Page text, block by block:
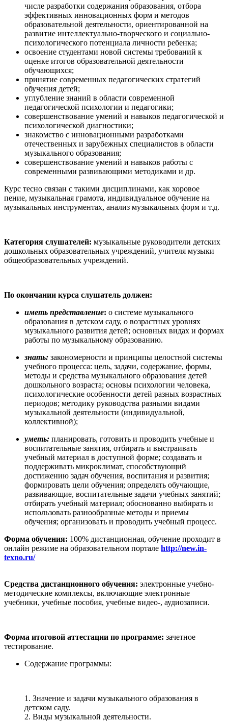
числе разработки содержания образования, отбора
эффективных инновационных форм и методов
образовательной деятельности, ориентированной на
развитие интеллектуально-творческого и социально-
психологического потенциала личности ребенка;
освоение студентами новой системы требований к
оценке итогов образовательной деятельности
обучающихся;
принятие современных педагогических стратегий
обучения детей;
углубление знаний в области современной
педагогической психологии и педагогики;
совершенствование умений и навыков педагогической и
психологической диагностики;
знакомство с инновационными разработками
отечественных и зарубежных специалистов в области
музыкального образования;
совершенствование умений и навыков работы с
современными развивающими методиками и др.
Курс тесно связан с такими дисциплинами, как хоровое
пение, музыкальная грамота, индивидуальное обучение на
музыкальных инструментах, анализ музыкальных форм и т.д.
Категория слушателей: музыкальные руководители детских
дошкольных образовательных учреждений, учителя музыки
общеобразовательных учреждений.
По окончании курса слушатель должен:
иметь представление: о системе музыкального
образования в детском саду, о возрастных уровнях
музыкального развития детей; основных видах и формах
работы по музыкальному образованию.
знать: закономерности и принципы целостной системы
учебного процесса: цель, задачи, содержание, формы,
методы и средства музыкального образования детей
дошкольного возраста; основы психологии человека,
психологические особенности детей разных возрастных
периодов; методику руководства разными видами
музыкальной деятельности (индивидуальной,
коллективной);
уметь: планировать, готовить и проводить учебные и
воспитательные занятия, отбирать и выстраивать
учебный материал в доступной форме; создавать и
поддерживать микроклимат, способствующий
достижению задач обучения, воспитания и развития;
формировать цели обучения; определять обучающие,
развивающие, воспитательные задачи учебных занятий;
отбирать учебный материал; обоснованно выбирать и
использовать разнообразные методы и приемы
обучения; организовать и проводить учебный процесс.
Форма обучения: 100% дистанционная, обучение проходит в
онлайн режиме на образовательном портале http://new.in-
texno.ru/
Средства дистанционного обучения: электронные учебно-
методические комплексы, включающие электронные
учебники, учебные пособия, учебные видео-, аудиозаписи.
Форма итоговой аттестации по программе: зачетное
тестирование.
Содержание программы:
1. Значение и задачи музыкального образования в
детском саду.
2. Виды музыкальной деятельности.